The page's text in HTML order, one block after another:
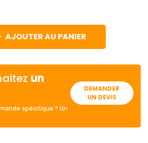
AJOUTER AU PANIER
un
spécifique ? Un
DEMANDER
UN DEVIS